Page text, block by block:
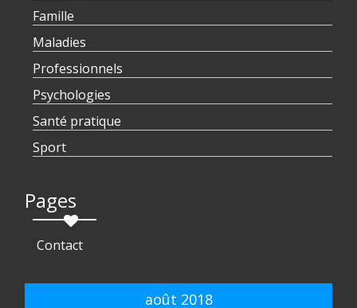
Famille
Maladies
Professionnels
Psychologies
Santé pratique
Sport
Pages
Contact
août 2018